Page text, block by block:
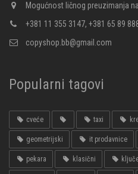
Mogućnost ličnog preuzimanja
+381 11 355 3147, +381 65 89
copyshop.bb@gmail.com
Popularni tagovi
cveće taxi
geometrijski it prodavnice
pekara klasični